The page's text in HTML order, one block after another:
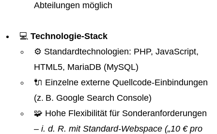
Abteilungen möglich
💻 Technologie-Stack
⚙️ Standardtechnologien: PHP, JavaScript,
HTML5, MariaDB (MySQL)
🔌 Einzelne externe Quellcode-Einbindungen
(z. B. Google Search Console)
🧩 Hohe Flexibilität für Sonderanforderungen
– i. d. R. mit Standard-Webspace („10 € pro